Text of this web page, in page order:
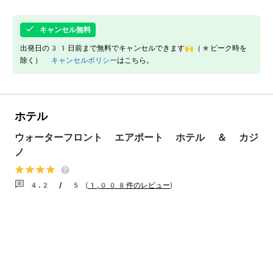
キャンセル無料
出発日の31日前まで無料でキャンセルできます🙌（*ピーク時を
除く） キャンセルポリシーはこちら。
ホテル
ウォーターフロント エアポート ホテル ＆ カジ
ノ
4.2 / 5 ( 1,008件のレビュー)